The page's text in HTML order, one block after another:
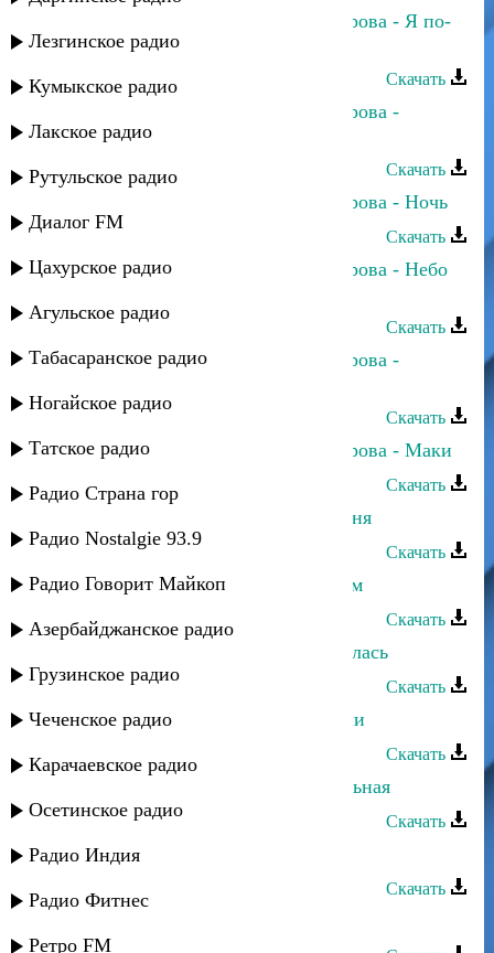
Лезгинское радио
Кумыкское радио
Лакское радио
Рутульское радио
Диалог FM
Цахурское радио
Агульское радио
Табасаранское радио
Ногайское радио
Татское радио
Радио Страна гор
Радио Nostalgie 93.9
Радио Говорит Майкоп
Азербайджанское радио
Грузинское радио
Чеченское радио
Карачаевское радио
Осетинское радио
Радио Индия
Радио Фитнес
Ретро FM
Сергей Ильясафов и Полина Питарова - Я по-
своему, ты по-своему
Скачать
Сергей Ильясафов и Полина Питарова -
Свадебные наряды
Скачать
Сергей Ильясафов и Полина Питарова - Ночь
Скачать
Сергей Ильясафов и Полина Питарова - Небо
Скачать
Сергей Ильясафов и Полина Питарова -
Скачать
Сергей Ильясафов и Полина Питарова - Маки
Скачать
Сергей Ильясафов - Ты сразила меня
Скачать
Сергей Ильясафов - С Новым годом
Скачать
Сергей Ильясафов - Не ты ли смеялась
Скачать
Сергей Ильясафов - Как мы любили
Скачать
Сергей Ильясафов - Инструментальная
Скачать
Сергей Ильясафов - Друзья
Скачать